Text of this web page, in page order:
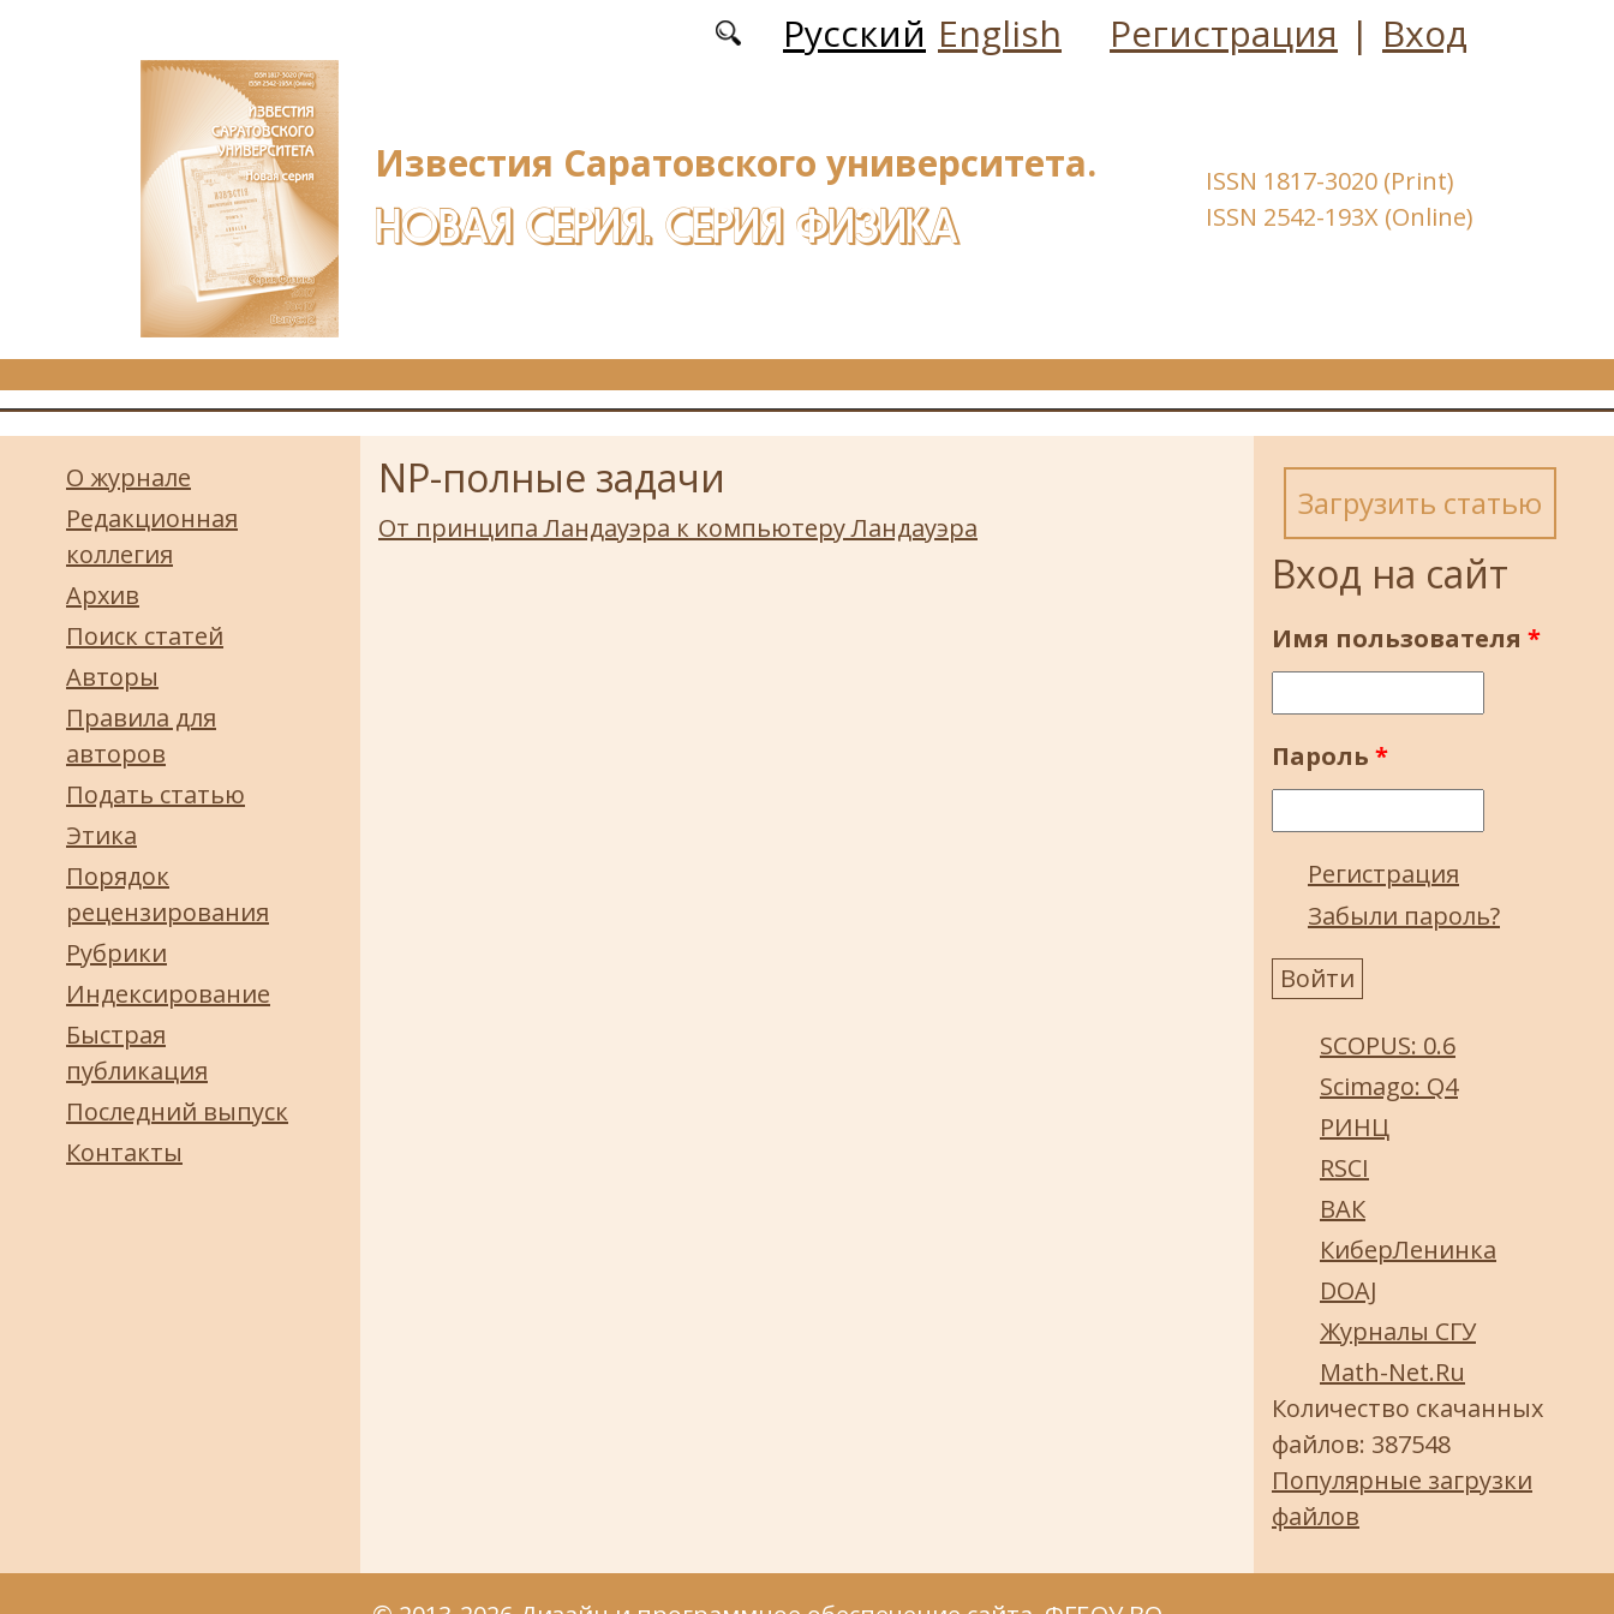
Русский English Регистрация | Вход
Известия Саратовского университета.
НОВАЯ СЕРИЯ. СЕРИЯ ФИЗИКА
ISSN 1817-3020 (Print)
ISSN 2542-193X (Online)
О журнале
Редакционная
коллегия
Архив
Поиск статей
Авторы
Правила для
авторов
Подать статью
Этика
Порядок
рецензирования
Рубрики
Индексирование
Быстрая
публикация
Последний выпуск
Контакты
NP-полные задачи
От принципа Ландауэра к компьютеру Ландауэра
Загрузить статью
Вход на сайт
Имя пользователя *
Пароль *
Регистрация
Забыли пароль?
SCOPUS: 0.6
Scimago: Q4
РИНЦ
RSCI
ВАК
КиберЛенинка
DOAJ
Журналы СГУ
Math-Net.Ru
Количество скачанных
файлов: 387548
Популярные загрузки
файлов